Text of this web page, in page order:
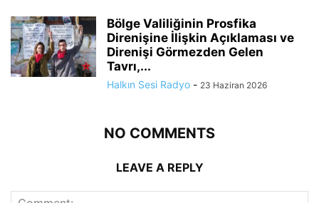
Bölge Valiliğinin Prosfika
Direnişine İlişkin Açıklaması ve
Direnişi Görmezden Gelen
Tavrı,...
Halkın Sesi Radyo - 23 Haziran 2026
NO COMMENTS
LEAVE A REPLY